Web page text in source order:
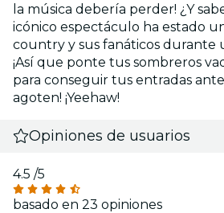
la música debería perder! ¿Y
icónico espectáculo ha estado
country y sus fanáticos durante
¡Así que ponte tus sombreros
para conseguir tus entradas
agoten! ¡Yeehaw!
Opiniones de usuarios
4.5 /5
basado en 23 opiniones